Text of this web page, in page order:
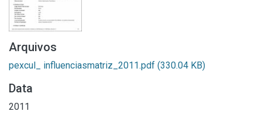
Arquivos
pexcul_ influenciasmatriz_2011.pdf (330.04 KB)
Data
2011